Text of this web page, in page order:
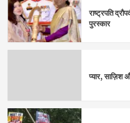
राष्ट्रपति
पुरस्कार
प्यार, साज़िश